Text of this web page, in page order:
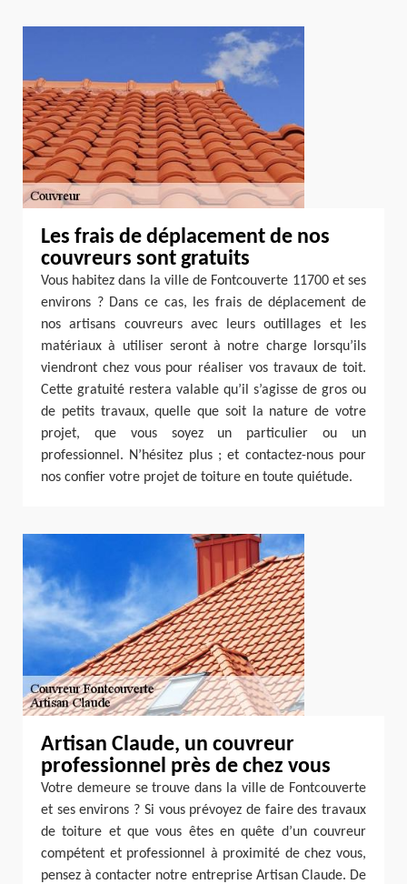
Les frais de déplacement de nos
couvreurs sont gratuits
Vous habitez dans la ville de Fontcouverte 11700 et ses
environs ? Dans ce cas, les frais de déplacement de
nos artisans couvreurs avec leurs outillages et les
matériaux à utiliser seront à notre charge lorsqu’ils
viendront chez vous pour réaliser vos travaux de toit.
Cette gratuité restera valable qu’il s’agisse de gros ou
de petits travaux, quelle que soit la nature de votre
projet, que vous soyez un particulier ou un
professionnel. N’hésitez plus ; et contactez-nous pour
nos confier votre projet de toiture en toute quiétude.
Artisan Claude, un couvreur
professionnel près de chez vous
Votre demeure se trouve dans la ville de Fontcouverte
et ses environs ? Si vous prévoyez de faire des travaux
de toiture et que vous êtes en quête d’un couvreur
compétent et professionnel à proximité de chez vous,
pensez à contacter notre entreprise Artisan Claude. De